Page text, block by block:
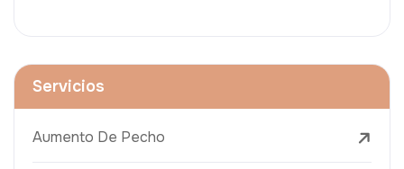
Servicios
Aumento De Pecho